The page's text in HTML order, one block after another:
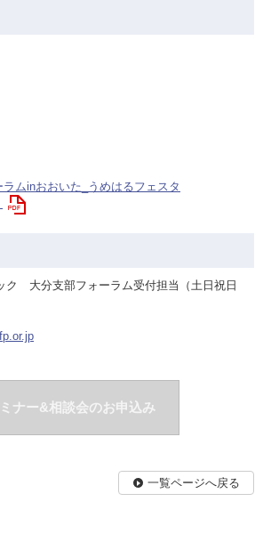
ラムinおおいた_うめはるフェスタ
ク 大分支部フォーラム受付担当（土日祝日
ナー&相談会のお申込み
一覧ページへ戻る